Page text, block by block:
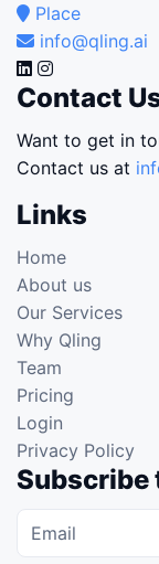
Place
info@qling.ai
Contact
Want to get in
Contact us at
Links
Home
About us
Our Services
Why Qling
Team
Pricing
Login
Privacy Policy
Subscribe